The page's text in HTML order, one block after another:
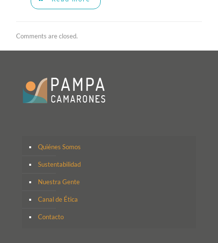
Comments are closed.
Quiénes Somos
Sustentabilidad
Nuestra Gente
Canal de Ética
Contacto